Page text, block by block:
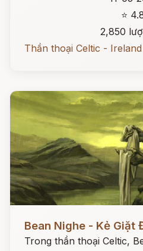
⭐
2,850
Thần thoại Celtic - Ireland
Bean Nighe - Kẻ Giặt
Trong thần thoại Celtic,